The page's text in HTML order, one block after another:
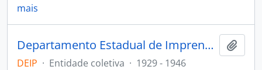
mais
Departamento Estadual de Imprensa e Propaganda - DEIP
DEIP · Entidade coletiva · 1929 - 1946